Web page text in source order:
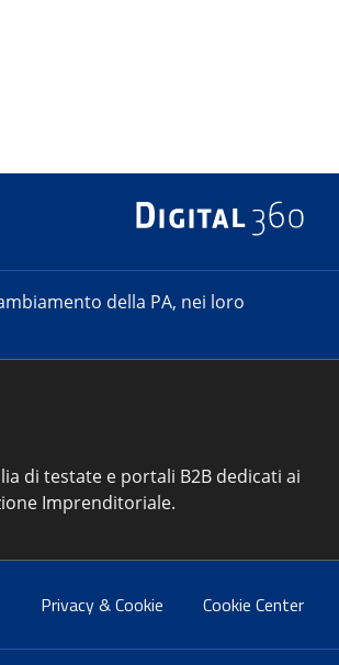
della PA, nei loro
di testate e portali B2B dedicati ai
Imprenditoriale.
Privacy & Cookie Cookie Center